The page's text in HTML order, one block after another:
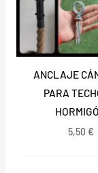
ANCLAJE
PARA
5,50 €